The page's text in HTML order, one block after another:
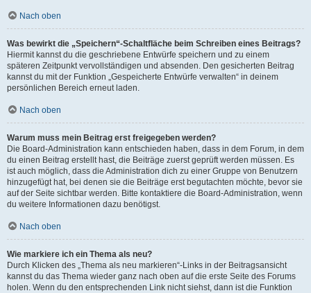
Nach oben
Was bewirkt die „Speichern“-Schaltfläche beim Schreiben eines Beitrags?
Hiermit kannst du die geschriebene Entwürfe speichern und zu einem
späteren Zeitpunkt vervollständigen und absenden. Den gesicherten Beitrag
kannst du mit der Funktion „Gespeicherte Entwürfe verwalten“ in deinem
persönlichen Bereich erneut laden.
Nach oben
Warum muss mein Beitrag erst freigegeben werden?
Die Board-Administration kann entschieden haben, dass in dem Forum, in dem
du einen Beitrag erstellt hast, die Beiträge zuerst geprüft werden müssen. Es
ist auch möglich, dass die Administration dich zu einer Gruppe von Benutzern
hinzugefügt hat, bei denen sie die Beiträge erst begutachten möchte, bevor sie
auf der Seite sichtbar werden. Bitte kontaktiere die Board-Administration, wenn
du weitere Informationen dazu benötigst.
Nach oben
Wie markiere ich ein Thema als neu?
Durch Klicken des „Thema als neu markieren“-Links in der Beitragsansicht
kannst du das Thema wieder ganz nach oben auf die erste Seite des Forums
holen. Wenn du den entsprechenden Link nicht siehst, dann ist die Funktion